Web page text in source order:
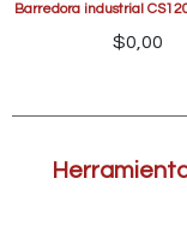
Barredora industrial
$0,00